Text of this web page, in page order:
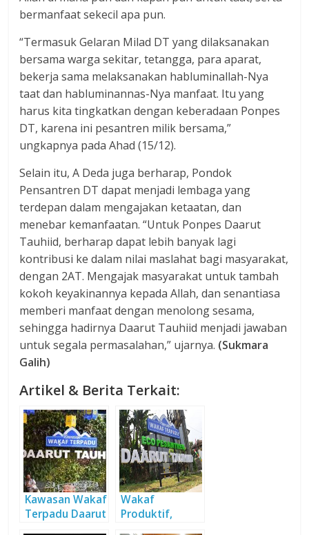
bermanfaat sekecil apa pun.
“Termasuk Gelaran Milad DT yang dilaksanakan
bersama warga sekitar, tetangga, para aparat,
bekerja sama melaksanakan habluminallah-Nya
taat dan habluminannas-Nya manfaat. Itu yang
harus kita tingkatkan dengan keberadaan Ponpes
DT, karena ini pesantren milik bersama,”
ungkapnya pada Ahad (15/12).
Selain itu, A Deda juga berharap, Pondok
Pensantren DT dapat menjadi lembaga yang
terdepan dalam mengajakan ketaatan, dan
menebar kemanfaatan. “Untuk Ponpes Daarut
Tauhiid, berharap dapat lebih banyak lagi
kontribusi ke dalam nilai maslahat bagi masyarakat,
dengan 2AT. Mengajak masyarakat untuk tambah
kokoh keyakinannya kepada Allah, dan senantiasa
memberi manfaat dengan menolong sesama,
sehingga hadirnya Daarut Tauhiid menjadi jawaban
untuk segala permasalahan,” ujarnya. (Sukmara
Galih)
Artikel & Berita Terkait:
Kawasan Wakaf
Terpadu Daarut
Wakaf
Produktif,